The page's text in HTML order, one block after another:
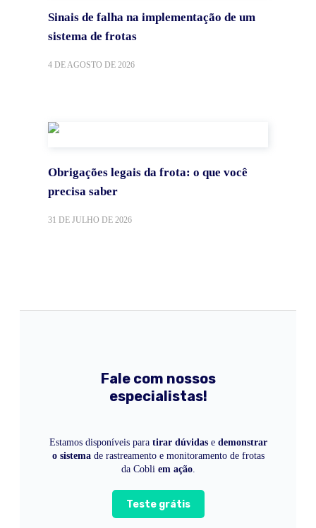
Sinais de falha na implementação de um
sistema de frotas
4 DE AGOSTO DE 2026
Obrigações legais da frota: o que você
precisa saber
31 DE JULHO DE 2026
Fale com nossos
especialistas!
Estamos disponíveis para tirar dúvidase demonstrar
o sistemade rastreamento e monitoramento de frotas
da Cobli em ação.
Teste grátis